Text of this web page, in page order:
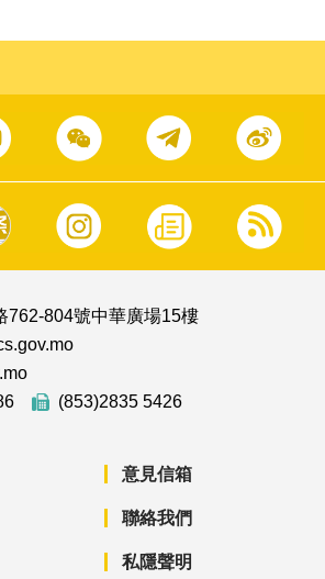
762-804號中華廣場15樓
(853)2835 5426
意見信箱
聯絡我們
私隱聲明